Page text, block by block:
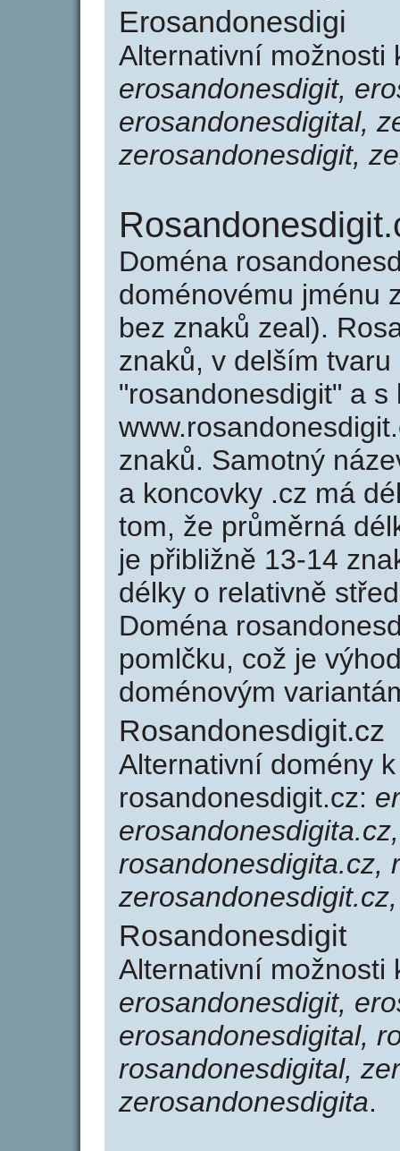
Erosandonesdigi
Alternativní možnosti
erosandonesdigit,
erosandonesdigital,
zerosandonesdigit,
Doména
doménovému jménu
bez znaků zeal).
znaků, v delším tvaru
"rosandonesdigit" a
znaků. Samotný
a koncovky .cz má
tom, že průměrná
je přibližně 13-14
délky o relativně
Doména
pomlčku, což je
doménovým
Rosandonesdigit.cz
Alternativní domény
rosandonesdigit.cz:
rosandonesdigita.cz,
Rosandonesdigit
Alternativní možnosti
erosandonesdigit,
erosandonesdigital,
rosandonesdigital,
zerosandonesdigita.